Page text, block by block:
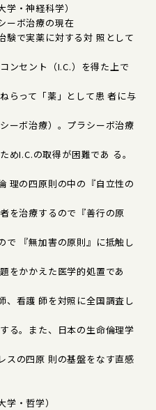
・神経科学）
ーボ治療の現在
験で実薬に対する対 照として
ンセント（I.C.）を得た上で
らって「薬」として患 者に与
ーボ治療）。プラシーボ治療
めI.C.の取得が困難であ る。
理の四原則の中の『自立性の
を治療するので『善行の原
で 『無加害の原則』に抵触し
をかかえた医学的処置であ
、看護 師を対照に全国調査し
る。また、日本の生命倫理学
スの四原 則の基盤をなす直感
・哲学）